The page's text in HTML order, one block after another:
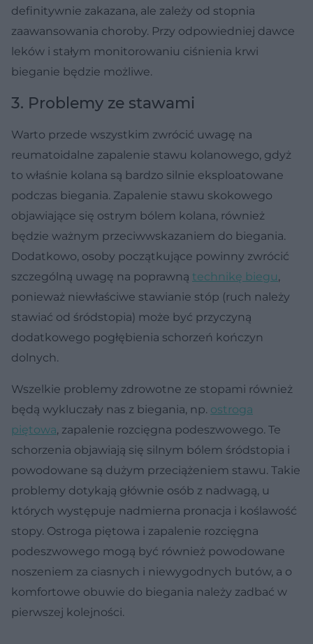
definitywnie zakazana, ale zależy od stopnia
zaawansowania choroby. Przy odpowiedniej dawce
leków i stałym monitorowaniu ciśnienia krwi
bieganie będzie możliwe.
3. Problemy ze stawami
Warto przede wszystkim zwrócić uwagę na
reumatoidalne zapalenie stawu kolanowego, gdyż
to właśnie kolana są bardzo silnie eksploatowane
podczas biegania. Zapalenie stawu skokowego
objawiające się ostrym bólem kolana, również
będzie ważnym przeciwwskazaniem do biegania.
Dodatkowo, osoby początkujące powinny zwrócić
szczególną uwagę na poprawną technikę biegu,
ponieważ niewłaściwe stawianie stóp (ruch należy
stawiać od śródstopia) może być przyczyną
dodatkowego pogłębienia schorzeń kończyn
dolnych.
Wszelkie problemy zdrowotne ze stopami również
będą wykluczały nas z biegania, np. ostroga
piętowa, zapalenie rozcięgna podeszwowego. Te
schorzenia objawiają się silnym bólem śródstopia i
powodowane są dużym przeciążeniem stawu. Takie
problemy dotykają głównie osób z nadwagą, u
których występuje nadmierna pronacja i koślawość
stopy. Ostroga piętowa i zapalenie rozcięgna
podeszwowego mogą być również powodowane
noszeniem za ciasnych i niewygodnych butów, a o
komfortowe obuwie do biegania należy zadbać w
pierwszej kolejności.